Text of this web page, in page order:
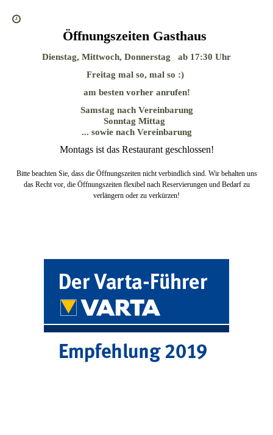
Öffnungszeiten Gasthaus
Dienstag, Mittwoch, Donnerstag ab 17:30 Uhr
Freitag mal so, mal so :)
am besten vorher anrufen!
Samstag nach Vereinbarung
Sonntag Mittag
... sowie nach Vereinbarung
Montags ist das Restaurant geschlossen!
Bitte beachten Sie, dass die Öffnungszeiten nicht verbindlich sind. Wir behalten uns
das Recht vor, die Öffnungszeiten flexibel nach Reservierungen und Bedarf zu
verlängern oder zu verkürzen!